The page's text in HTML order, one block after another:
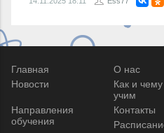
Главная
О нас
Новости
Как и
учим
Направления
обучения
Контакты